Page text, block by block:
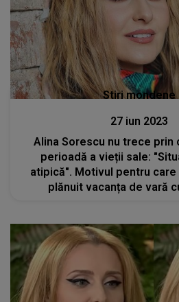
Stiri mondene
27 iun 2023
Alina Sorescu nu trece prin
perioadă a vieții sale:
atipică". Motivul pentru care
plănuit vacanța de vară